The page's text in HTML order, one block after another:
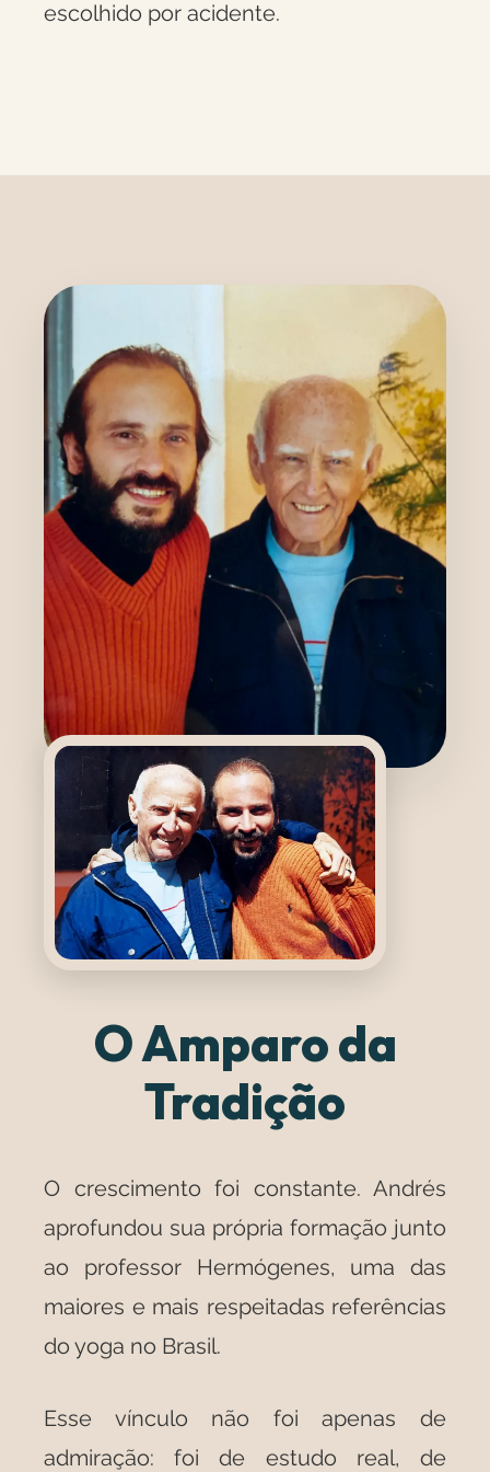
escolhido por acidente.
O Amparo da
Tradição
O crescimento foi constante. Andrés
aprofundou sua própria formação junto
ao professor Hermógenes, uma das
maiores e mais respeitadas referências
do yoga no Brasil.
Esse vínculo não foi apenas de
admiração: foi de estudo real, de